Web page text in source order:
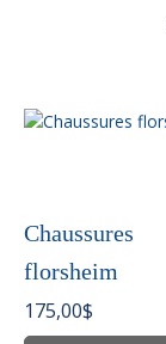
Chaussures
florsheim
175,00$
Ce
variations.
options
peuvent
être